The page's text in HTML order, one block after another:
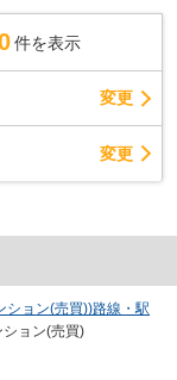
件を表示
変更
変更
ション(売買))路線・駅
ョン(売買)